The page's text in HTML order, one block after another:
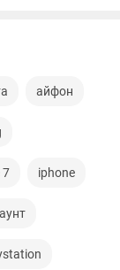
айфон
7 iphone